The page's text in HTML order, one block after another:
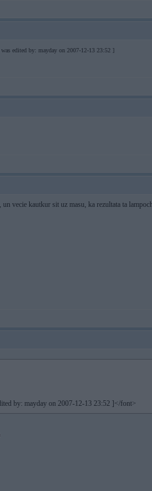
was edited by: mayday on 2007-12-13 23:52 ]
vecie kautkur sit uz masu, ka rezultata ta
by: mayday on 2007-12-13 23:52 ]</font>